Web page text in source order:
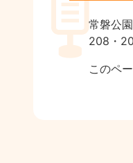
常磐公
208・
このペ